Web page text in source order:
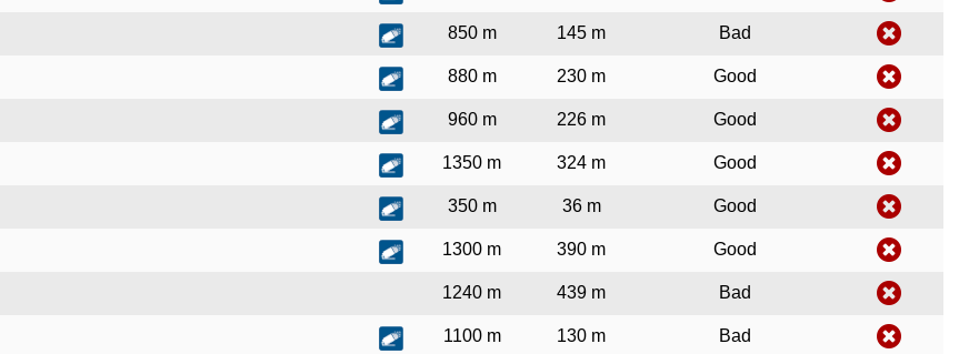
850 m 145 m Bad
880 m 230 m Good
960 m 226 m Good
1350 m 324 m Good
350 m 36 m Good
1300 m 390 m Good
1240 m 439 m Bad
1100 m 130 m Bad